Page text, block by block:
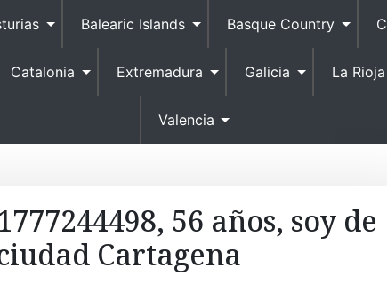
p
o
e
t
Balearic Islands Basque Country
Catalonia Extremadura Galicia La Rioja
Valencia
56 años, soy de
Cartagena